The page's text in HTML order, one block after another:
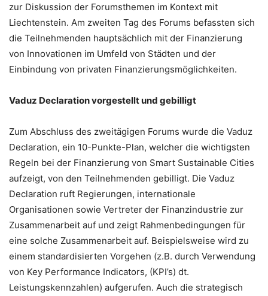
zur Diskussion der Forumsthemen im Kontext mit
Liechtenstein. Am zweiten Tag des Forums befassten sich
die Teilnehmenden hauptsächlich mit der Finanzierung
von Innovationen im Umfeld von Städten und der
Einbindung von privaten Finanzierungsmöglichkeiten.
Vaduz Declaration vorgestellt und gebilligt
Zum Abschluss des zweitägigen Forums wurde die Vaduz
Declaration, ein 10-Punkte-Plan, welcher die wichtigsten
Regeln bei der Finanzierung von Smart Sustainable Cities
aufzeigt, von den Teilnehmenden gebilligt. Die Vaduz
Declaration ruft Regierungen, internationale
Organisationen sowie Vertreter der Finanzindustrie zur
Zusammenarbeit auf und zeigt Rahmenbedingungen für
eine solche Zusammenarbeit auf. Beispielsweise wird zu
einem standardisierten Vorgehen (z.B. durch Verwendung
von Key Performance Indicators, (KPI’s) dt.
Leistungskennzahlen) aufgerufen. Auch die strategisch